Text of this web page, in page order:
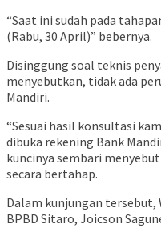
“Saat ini sudah pada
(Rabu, 30 April)” bebernya.
Disinggung soal teknis
menyebutkan, tidak ada
Mandiri.
“Sesuai hasil konsultasi
dibuka rekening Bank
kuncinya sembari
secara bertahap.
Dalam kunjungan
BPBD Sitaro, Joicson